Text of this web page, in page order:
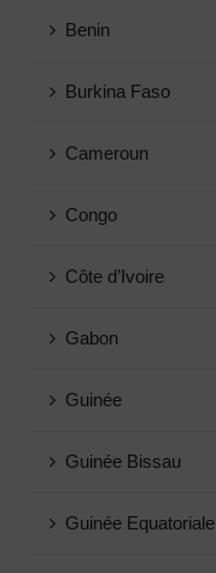
Benin
Burkina Faso
Cameroun
Congo
Côte d’Ivoire
Gabon
Guinée
Guinée Bissau
Guinée Equatoriale